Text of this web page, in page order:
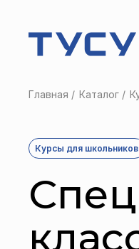
Главная Каталог
Курсы для школьников